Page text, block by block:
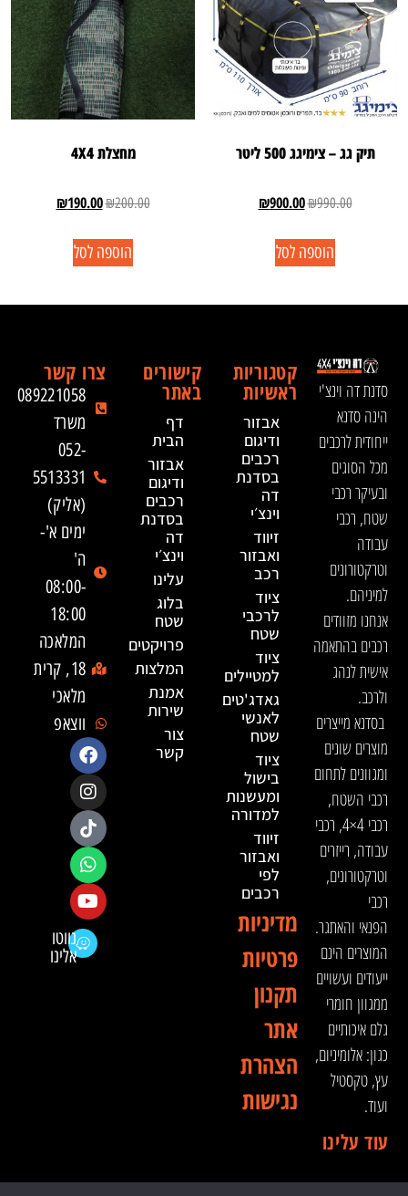
תיק גג – צימיגג 500 ליטר
₪990.00
₪900.00
הוספה לסל
מחצלת 4X4
₪200.00
₪190.00
הוספה לסל
סדנת דה וינצ'י
הינה סדנא
ייחודית לרכבים
מכל הסוגים
ובעיקר רכבי
שטח, רכבי
עבודה
וטרקטורונים
למיניהם.
אנחנו מזוודים
רכבים בהתאמה
אישית לנהג
ולרכב.
בסדנא מייצרים
מוצרים שונים
ומגוונים לתחום
רכבי השטח,
רכבי 4×4, רכבי
עבודה, רייזרים
וטרקטורונים,
רכבי
הפנאי והאתגר.
המוצרים הינם
ייעודים ועשויים
ממגוון חומרי
גלם איכותיים
כגון: אלומיניום,
עץ, טקסטיל
ועוד.
עוד עלינו
קטגוריות
ראשיות
אבזור
ודיגום
רכבים
בסדנת
דה
וינצ׳י
זיווד
ואבזור
רכב
ציוד
לרכבי
שטח
ציוד
למטיילים
גאדג'טים
לאנשי
שטח
ציוד
בישול
ומעשנות
למדורה
זיווד
ואבזור
לפי
רכבים
מדיניות
פרטיות
תקנון
אתר
הצהרת
נגישות
קישורים
באתר
דף
הבית
אבזור
ודיגום
רכבים
בסדנת
דה
וינצ׳י
עלינו
בלוג
שטח
פרויקטים
המלצות
אמנת
שירות
צור
קשר
צרו קשר
089221058
משרד
052-
5513331
(אליק)
ימים א'-
ה'
08:00-
18:00
המלאכה
18, קרית
מלאכי
ווצאפ
נווטו
אלינו